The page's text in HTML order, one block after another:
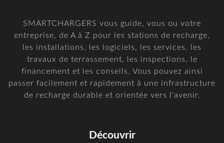
SMARTCHARGERS vous guide, vous ou votre
entreprise, de A à Z pour les stations de recharge,
les installations, les logiciels, les services, les
travaux de terrassement, les inspections, le
financement et les conseils. Vous pouvez ainsi
passer facilement et rapidement à une infrastructure
de recharge durable et orientée vers l'avenir.
Découvrir